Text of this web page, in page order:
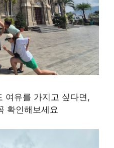
여유를 가지고 싶다면,
확인해보세요